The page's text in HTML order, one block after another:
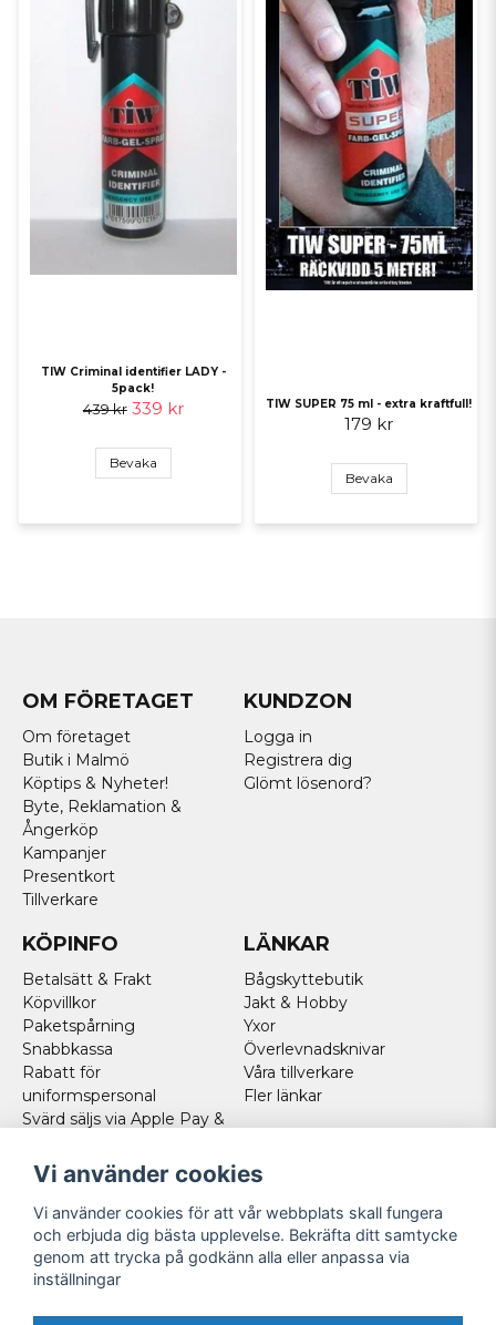
TIW Criminal identifier LADY -
5pack!
439 kr 339 kr
Bevaka
TIW SUPER 75 ml - extra kraftfull!
179 kr
Bevaka
OM FÖRETAGET
Om företaget
Butik i Malmö
Köptips & Nyheter!
Byte, Reklamation &
Ångerköp
Kampanjer
Presentkort
Tillverkare
KUNDZON
Logga in
Registrera dig
Glömt lösenord?
KÖPINFO
Betalsätt & Frakt
Köpvillkor
Paketspårning
Snabbkassa
Rabatt för
uniformspersonal
Svärd säljs via Apple Pay &
Norska kunder
Cookies
LÄNKAR
Bågskyttebutik
Jakt & Hobby
Yxor
Överlevnadsknivar
Våra tillverkare
Fler länkar
FÖLJ OSS
Facebook
Instagram
Youtube
Vi använder cookies
Vi använder cookies för att vår webbplats skall fungera
och erbjuda dig bästa upplevelse. Bekräfta ditt samtycke
genom att trycka på godkänn alla eller anpassa via
inställningar